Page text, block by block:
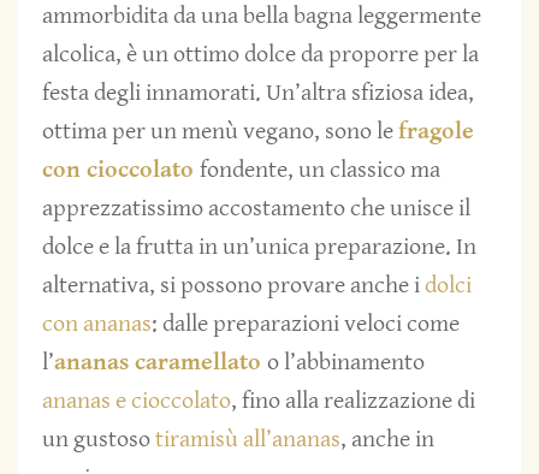
ammorbidita da una bella bagna leggermente
alcolica, è un ottimo dolce da proporre per la
festa degli innamorati. Un’altra sfiziosa idea,
ottima per un menù vegano, sono lefragole
con cioccolato fondente, un classico ma
apprezzatissimo accostamento che unisce il
dolce e la frutta in un’unica preparazione. In
alternativa, si possono provare anche idolci
con ananas: dalle preparazioni veloci come
l’ananas caramellato o l’abbinamento
ananas e cioccolato, fino alla realizzazione di
un gustosotiramisù all’ananas, anche in